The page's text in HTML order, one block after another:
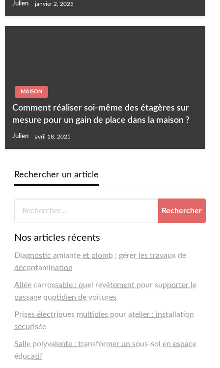
Julien janvier 2, 2025
MAISON
Comment réaliser soi-même des étagères sur
mesure pour un gain de place dans la maison ?
Julien avril 18, 2025
Rechercher un article
Nos articles récents
Diagnostic amiante et plomb : gérer les travaux de
décontamination
Allée carrossable : quel revêtement pour supporter le
passage quotidien de voitures
Prises électriques multiples pour atelier : installation
sécurisée
Salle polyvalente : transformer un sous-sol en espace
éducatif